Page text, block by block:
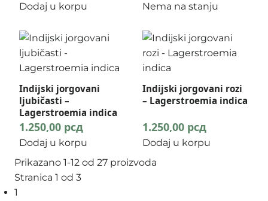
Dodaj u korpu Nema na stanju
Indijski jorgovani
ljubičasti –
Lagerstroemia indica
1.250,00 рсд
Dodaj u korpu
Indijski jorgovani rozi
– Lagerstroemia indica
1.250,00 рсд
Dodaj u korpu
Prikazano 1-12 od 27 proizvoda
Stranica 1 od 3
1